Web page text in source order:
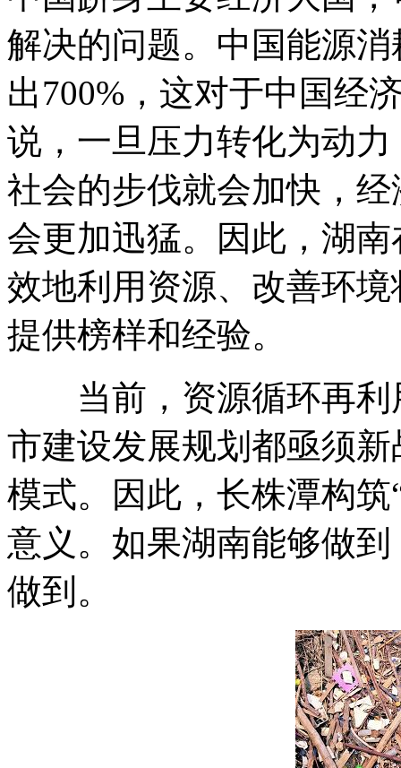
解决的问题。中国能源
出700%，这对于中国经
说，一旦压力转化为动
社会的步伐就会加快，
会更加迅猛。因此，湖
效地利用资源、改善环
提供榜样和经验。
当前，资源循环再利
市建设发展规划都亟须
模式。因此，长株潭构
意义。如果湖南能够做
做到。